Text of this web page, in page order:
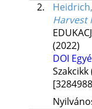
2.
Harvest
(2022)
DOI